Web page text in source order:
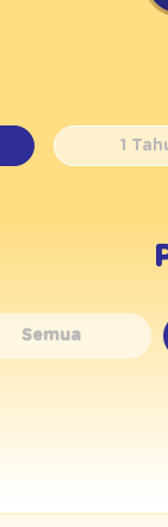
1
Semua